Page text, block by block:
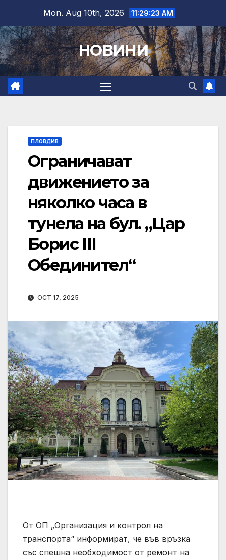
content
Mon. Aug 10th, 2026 11:29:24 AM
НОВИНИ
ПЛОВДИВ
Ограничават
движението за
няколко часа в
тунела на бул. „Цар
Борис III
Обединител“
OCT 17, 2025
От ОП „Организация и контрол на
транспорта“ информират, че във връзка
със спешна необходимост от ремонт на